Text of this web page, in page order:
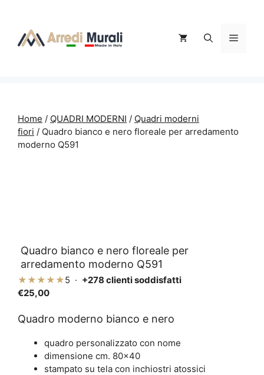
contenuto
Menu
Home / QUADRI MODERNI / Quadri moderni
fiori / Quadro bianco e nero floreale per arredamento
moderno Q591
Quadro bianco e nero floreale per
arredamento moderno Q591
★★★★★5 · +278 clienti soddisfatti
€25,00
Quadro moderno bianco e nero
quadro personalizzato con nome
dimensione cm. 80×40
stampato su tela con inchiostri atossici